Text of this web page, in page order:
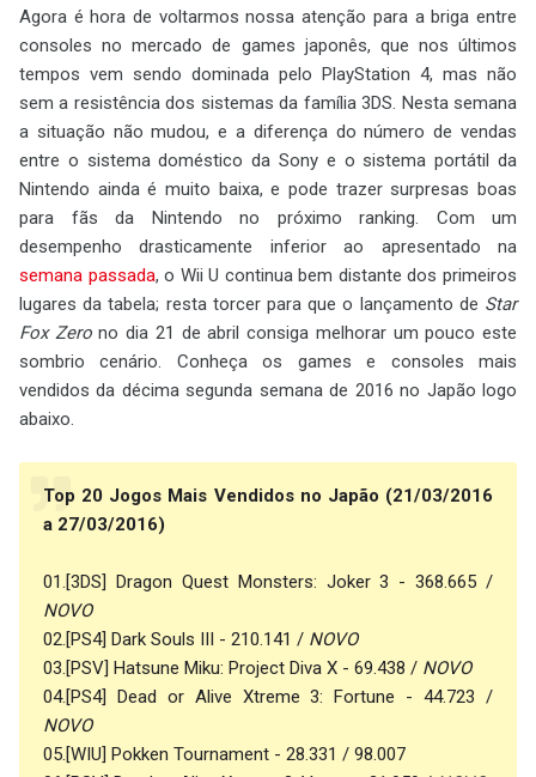
Agora é hora de voltarmos nossa atenção para a briga entre
consoles no mercado de games japonês, que nos últimos
tempos vem sendo dominada pelo PlayStation 4, mas não
sem a resistência dos sistemas da família 3DS. Nesta semana
a situação não mudou, e a diferença do número de vendas
entre o sistema doméstico da Sony e o sistema portátil da
Nintendo ainda é muito baixa, e pode trazer surpresas boas
para fãs da Nintendo no próximo ranking. Com um
desempenho drasticamente inferior ao apresentado na
semana passada, o Wii U continua bem distante dos primeiros
lugares da tabela; resta torcer para que o lançamento de Star
Fox Zerono dia 21 de abril consiga melhorar um pouco este
sombrio cenário. Conheça os games e consoles mais
vendidos da décima segunda semana de 2016 no Japão logo
abaixo.
Top 20 Jogos Mais Vendidos no Japão (21/03/2016
a 27/03/2016)
01.[3DS] Dragon Quest Monsters: Joker 3 - 368.665 /
NOVO
02.[PS4] Dark Souls III - 210.141 / NOVO
03.[PSV] Hatsune Miku: Project Diva X - 69.438 / NOVO
04.[PS4] Dead or Alive Xtreme 3: Fortune - 44.723 /
NOVO
05.[WIU] Pokken Tournament - 28.331 / 98.007